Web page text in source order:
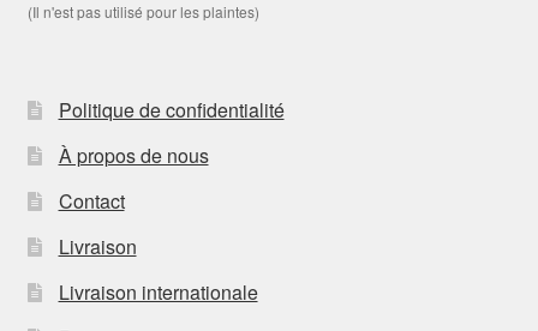
(Il n'est pas utilisé pour les plaintes)
Politique de confidentialité
À propos de nous
Contact
Livraison
Livraison internationale